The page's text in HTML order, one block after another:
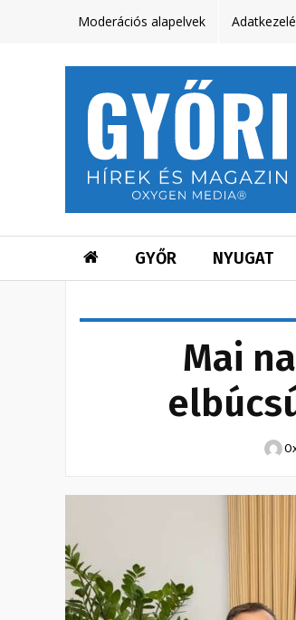
Moderációs alapelvek
GYŐR NYUGAT
Mai